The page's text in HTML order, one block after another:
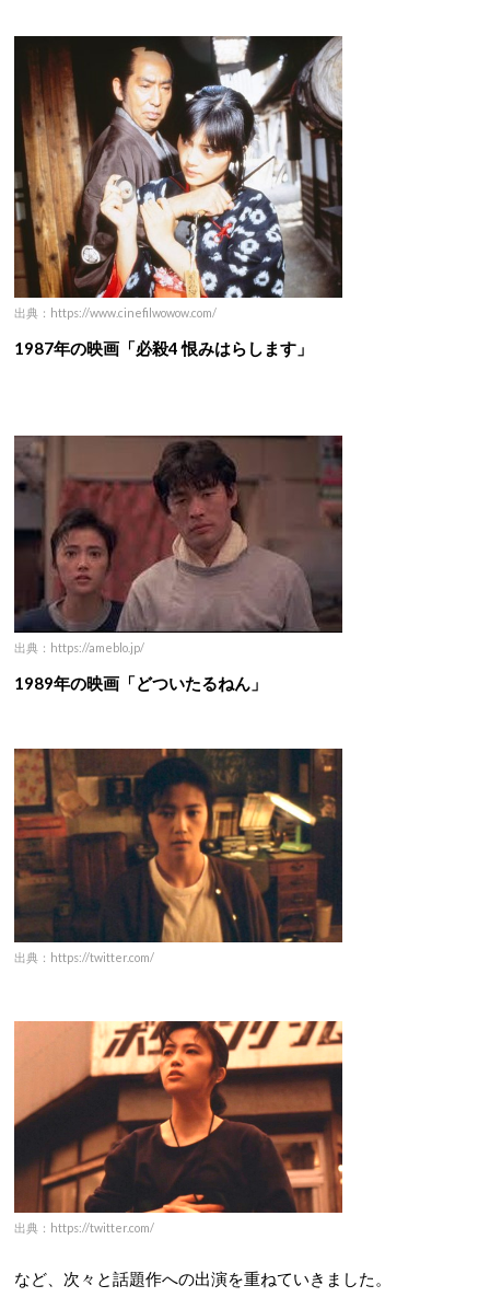
出典：https://www.cinefilwowow.com/
1987年の映画「必殺4 恨みはらします」
出典：https://ameblo.jp/
1989年の映画「どついたるねん」
出典：https://twitter.com/
出典：https://twitter.com/
など、次々と話題作への出演を重ねていきました。